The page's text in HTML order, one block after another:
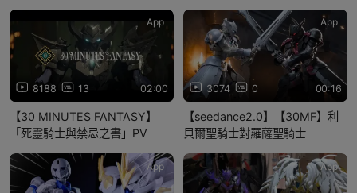
8188 13 02:00
App
【30 MINUTES FANTASY】
「死靈騎士與禁忌之書」PV
3074 0 00:16
App
【seedance2.0】【30MF】利
貝爾聖騎士對羅薩聖騎士
App App